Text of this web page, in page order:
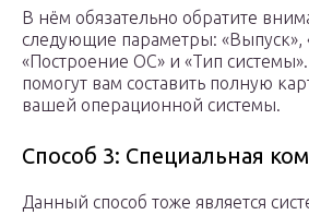
В нём обязательно обратите
следующие параметры: «Выпуск»,
«Построение ОС» и «Тип
помогут вам составить полную
вашей операционной системы.
Способ 3: Специальная
Данный способ тоже является